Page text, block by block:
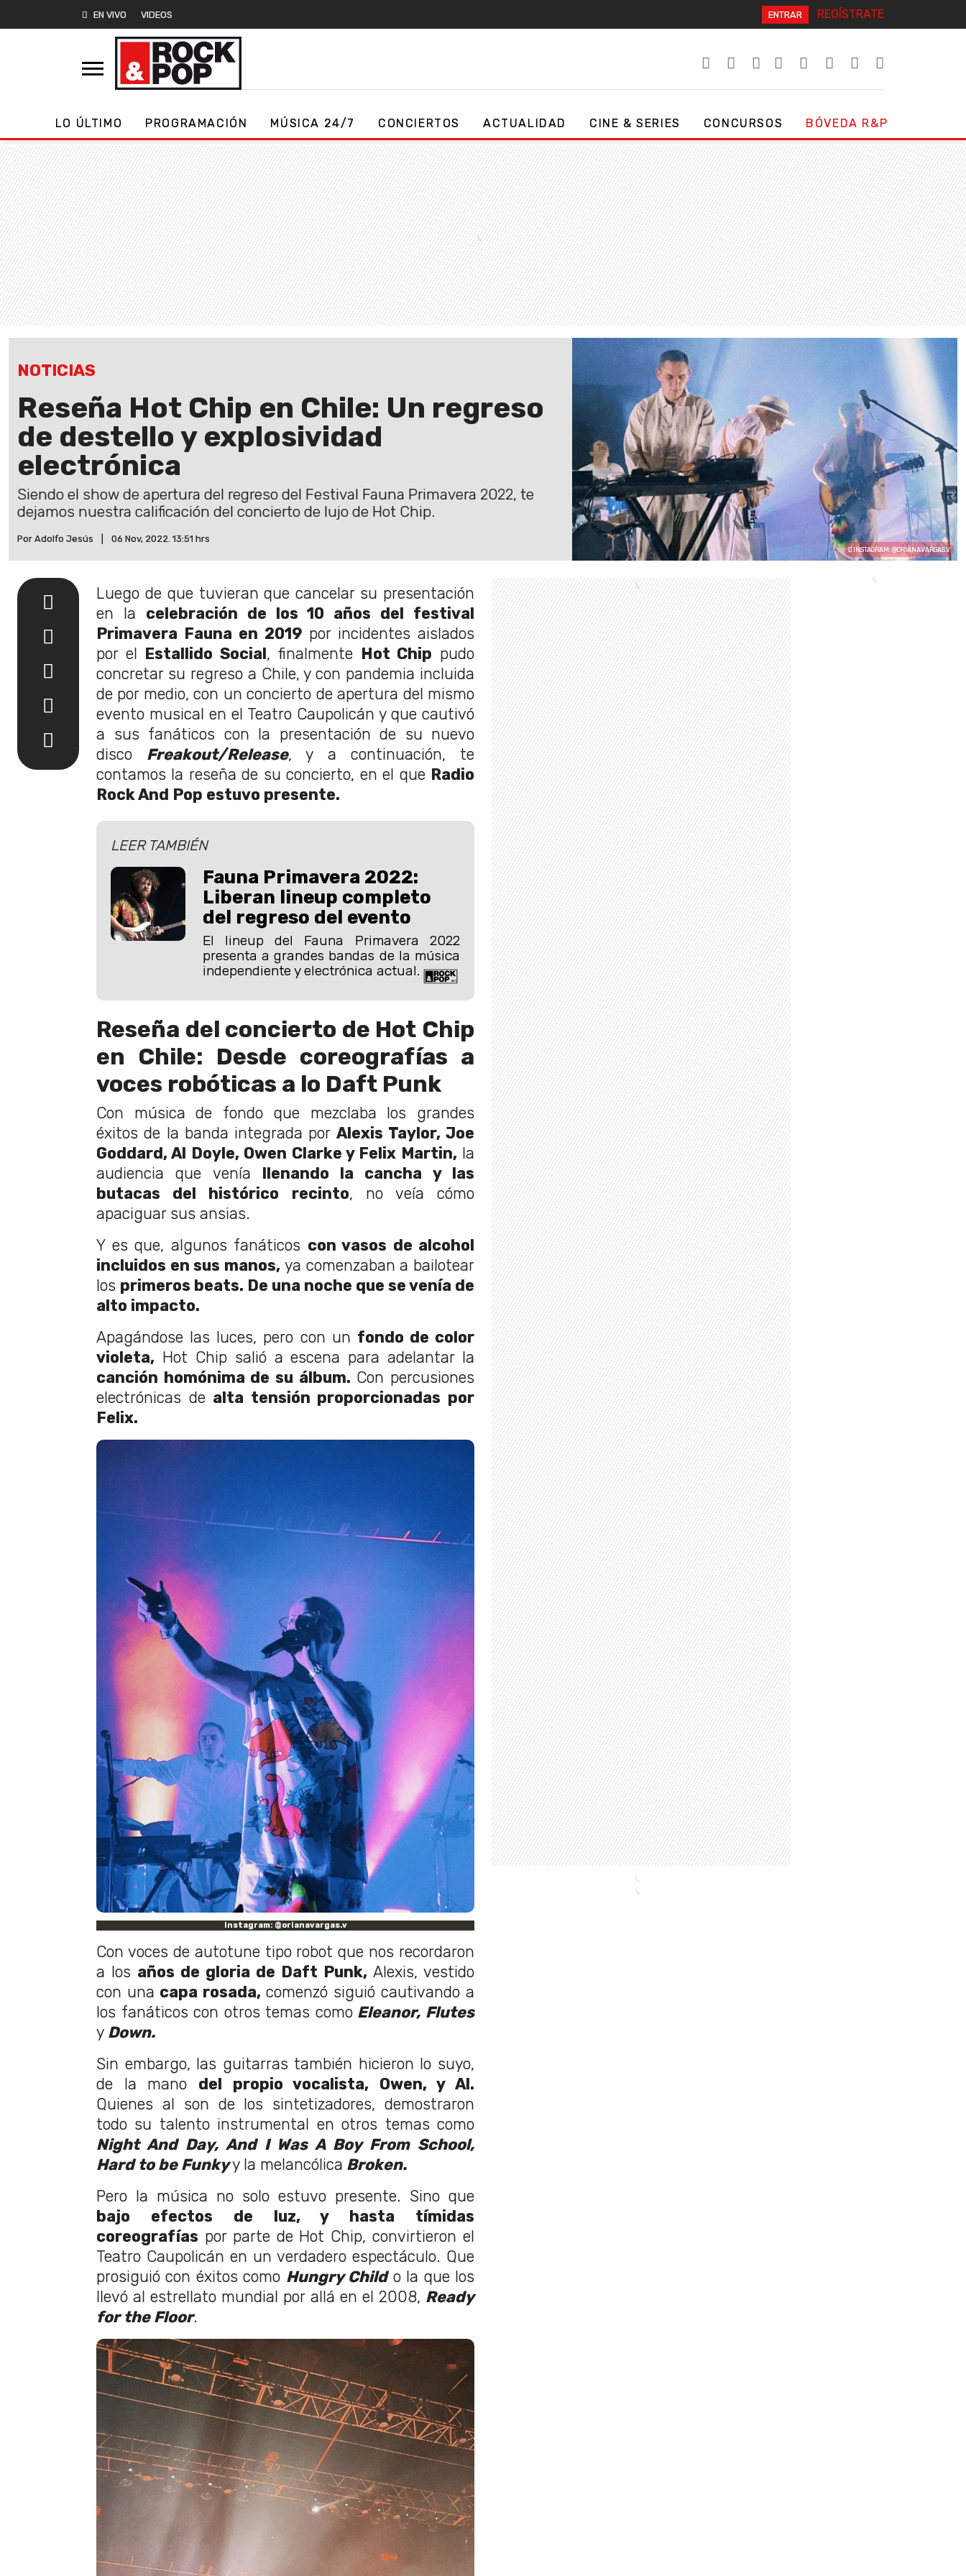
EN VIVO VIDEOS ENTRAR REGÍSTRATE
LO ÚLTIMO PROGRAMACIÓN MÚSICA 24/7 CONCIERTOS ACTUALIDAD CINE & SERIES CONCURSOS BÓVEDA R&P
NOTICIAS
Reseña Hot Chip en Chile: Un regreso
de destello y explosividad
electrónica
Siendo el show de apertura del regreso del Festival Fauna Primavera 2022, te
dejamos nuestra calificación del concierto de lujo de Hot Chip.
Por Adolfo Jesús 06 Nov, 2022. 13:51 hrs
INSTAGRAM: @ORIANAVARGAS.V
Luego de que tuvieran que cancelar su presentación
en la celebración de los 10 años del festival
Primavera Fauna en 2019 por incidentes aislados
por el Estallido Social, finalmente Hot Chip pudo
concretar su regreso a Chile, y con pandemia incluida
de por medio, con un concierto de apertura del mismo
evento musical en el Teatro Caupolicán y que cautivó
a sus fanáticos con la presentación de su nuevo
disco Freakout/Release, y a continuación, te
contamos la reseña de su concierto, en el que Radio
Rock And Pop estuvo presente.
LEER TAMBIÉN
Fauna Primavera 2022:
Liberan lineup completo
del regreso del evento
El lineup del Fauna Primavera 2022
presenta a grandes bandas de la música
independiente y electrónica actual.
Reseña del concierto de Hot Chip
en Chile: Desde coreografías a
voces robóticas a lo Daft Punk
Con música de fondo que mezclaba los grandes
éxitos de la banda integrada por Alexis Taylor, Joe
Goddard, Al Doyle, Owen Clarke y Felix Martin,la
audiencia que venía llenando la cancha y las
butacas del histórico recinto, no veía cómo
apaciguar sus ansias.
Y es que, algunos fanáticos con vasos de alcohol
incluidos en sus manos, ya comenzaban a bailotear
los primeros beats. De una noche que se venía de
alto impacto.
Apagándose las luces, pero con un fondo de color
violeta, Hot Chip salió a escena para adelantar la
canción homónima de su álbum. Con percusiones
electrónicas de alta tensión proporcionadas por
Felix.
Instagram: @orianavargas.v
Con voces de autotune tipo robot que nos recordaron
a los años de gloria de Daft Punk, Alexis, vestido
con una capa rosada,comenzó siguió cautivando a
los fanáticos con otros temas comoEleanor, Flutes
y Down.
Sin embargo, las guitarras también hicieron lo suyo,
de la mano del propio vocalista, Owen, y Al.
Quienes al son de los sintetizadores, demostraron
todo su talento instrumental en otros temas como
Night And Day, And I Was A Boy From School,
Hard to be Funkyy la melancólica Broken.
Pero la música no solo estuvo presente. Sino que
bajo efectos de luz, y hasta tímidas
coreografías por parte de Hot Chip, convirtieron el
Teatro Caupolicán en un verdadero espectáculo. Que
prosiguió con éxitos como Hungry Childo la que los
llevó al estrellato mundial por allá en el 2008, Ready
for the Floor.